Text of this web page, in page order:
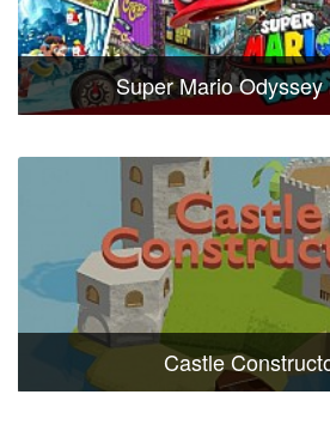
Super Mario
Castle